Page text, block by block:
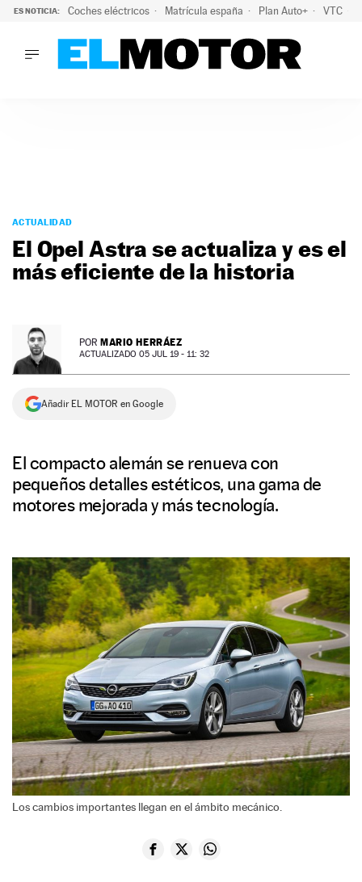
ES NOTICIA: Coches eléctricos Matrícula españa Plan Auto+ VTC
PODCAST
MOTOS
TECNOLOGÍA
PREMIOS
SERVICIOS
ACTUALIDAD
El Opel Astra se actualiza y es el
más eficiente de la historia
POR MARIO HERRÁEZ
ACTUALIZADO 05 JUL 19 - 11: 32
Añadir EL MOTOR en Google
El compacto alemán se renueva con
pequeños detalles estéticos, una gama de
motores mejorada y más tecnología.
Los cambios importantes llegan en el ámbito mecánico.